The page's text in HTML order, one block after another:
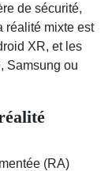
de sécurité,
réalité mixte est
XR, et les
Samsung ou
(RA)